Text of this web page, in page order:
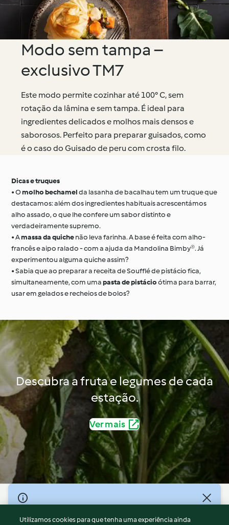
Modo sem tampa –
exclusivo TM7
Este modo permite cozinhar até 100° C, sem
rotação da lâmina e sem tampa. É ideal para
ingredientes delicados e molhos mais densos e
saborosos. Perfeito para preparar guisados, como
é o caso do Guisado de peru com crosta filo.
Dicas e truques
• Omolho bechamelda lasanha de bacalhau tem um truque que
destacamos: além dos ingredientes habituais acrescentámos
alho assado, o que lhe confere um sabor distinto e
verdadeiramente supremo.
• Amassa da quichenão leva farinha. A base é feita com alho-
francês e aipo ralado - com a ajuda da Mandolina Bimby®. Já
experimentou alguma quiche assim?
• Sabia que ao preparar a receita de Soufflé de pistácio fica,
simultaneamente, com umapasta de pistácioótima para barrar,
usar em gelados e recheios de bolos?
Descubra a fruta e legumes de cada
estação.
Ver mais
© Copyright 2026
Termos de Utilização
Utilizamos cookies para que tenha uma experiência ainda